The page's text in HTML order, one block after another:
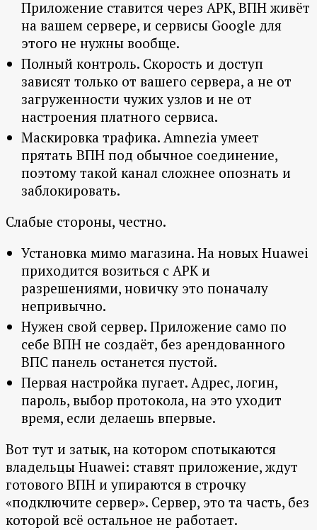
Приложение ставится через APK, ВПН живёт
на вашем сервере, и сервисы Google для
этого не нужны вообще.
Полный контроль. Скорость и доступ
зависят только от вашего сервера, а не от
загруженности чужих узлов и не от
настроения платного сервиса.
Маскировка трафика. Amnezia умеет
прятать ВПН под обычное соединение,
поэтому такой канал сложнее опознать и
заблокировать.
Слабые стороны, честно.
Установка мимо магазина. На новых Huawei
приходится возиться с APK и
разрешениями, новичку это поначалу
непривычно.
Нужен свой сервер. Приложение само по
себе ВПН не создаёт, без арендованного
ВПС панель останется пустой.
Первая настройка пугает. Адрес, логин,
пароль, выбор протокола, на это уходит
время, если делаешь впервые.
Вот тут и затык, на котором спотыкаются
владельцы Huawei: ставят приложение, ждут
готового ВПН и упираются в строчку
«подключите сервер». Сервер, это та часть, без
которой всё остальное не работает.